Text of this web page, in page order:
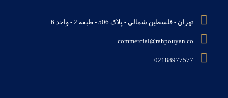
تهران - فلسطین شمالی - پلاک 506 - طبقه 2 - واحد 6